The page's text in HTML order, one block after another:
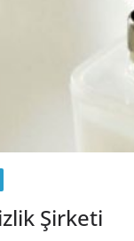
Şirketi